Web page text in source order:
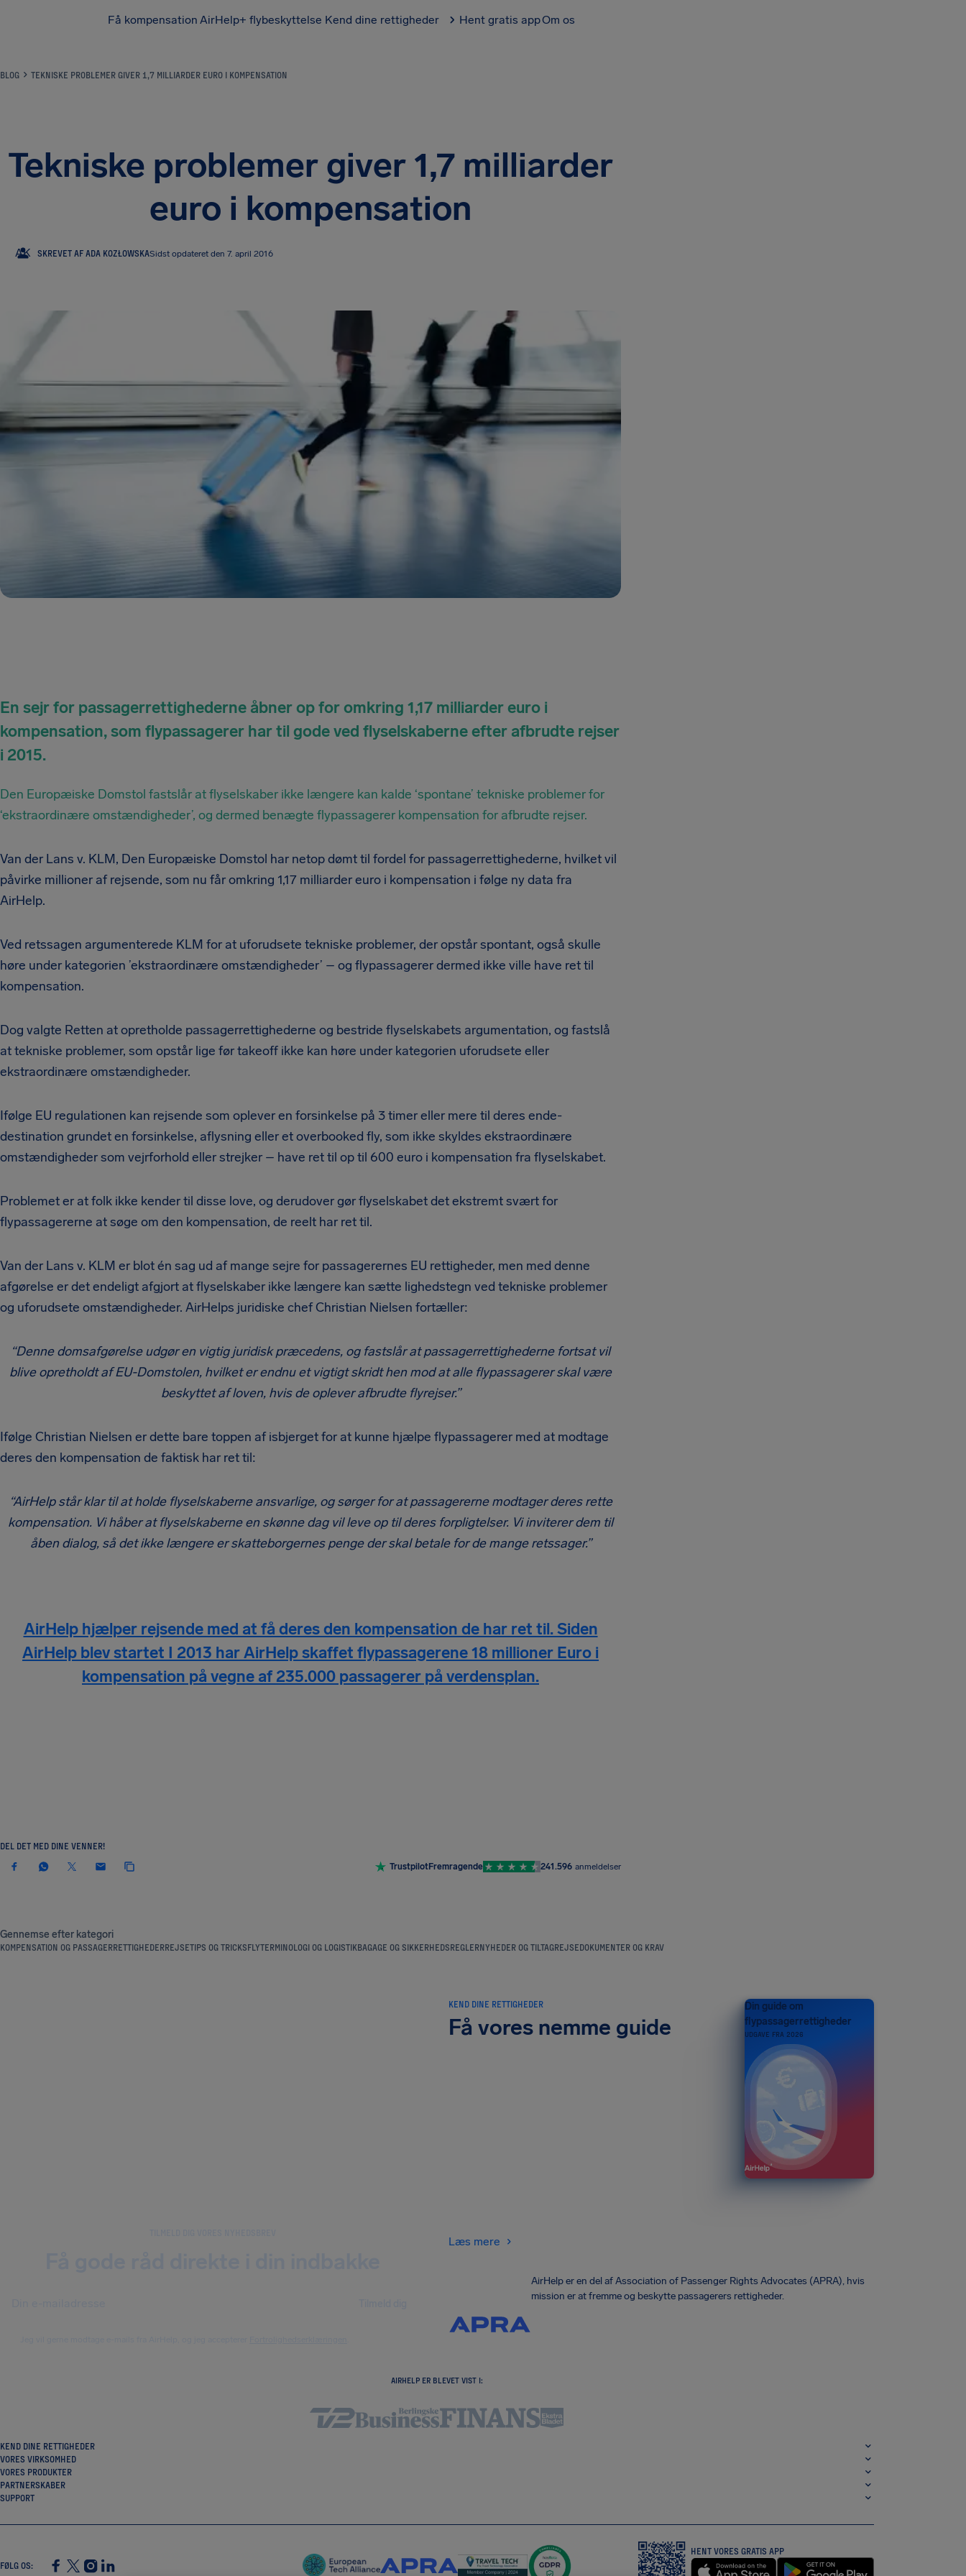
Få kompensation AirHelp+ flybeskyttelse Kend dine rettigheder Hent gratis appOm os
BLOG TEKNISKE PROBLEMER GIVER 1,7 MILLIARDER EURO I KOMPENSATION
Tekniske problemer giver 1,7 milliarder
euro i kompensation
AK SKREVET AF ADA KOZŁOWSKASidst opdateret den 7. april 2016
En sejr for passagerrettighederne åbner op for omkring 1,17 milliarder euro i
kompensation, som flypassagerer har til gode ved flyselskaberne efter afbrudte rejser
i 2015.
Den Europæiske Domstol fastslår at flyselskaber ikke længere kan kalde ‘spontane’ tekniske problemer for
‘ekstraordinære omstændigheder’, og dermed benægte flypassagerer kompensation for afbrudte rejser.
Van der Lans v. KLM, Den Europæiske Domstol har netop dømt til fordel for passagerrettighederne, hvilket vil
påvirke millioner af rejsende, som nu får omkring 1,17 milliarder euro i kompensation i følge ny data fra
AirHelp.
Ved retssagen argumenterede KLM for at uforudsete tekniske problemer, der opstår spontant, også skulle
høre under kategorien ’ekstraordinære omstændigheder’ – og flypassagerer dermed ikke ville have ret til
kompensation.
Dog valgte Retten at opretholde passagerrettighederne og bestride flyselskabets argumentation, og fastslå
at tekniske problemer, som opstår lige før takeoff ikke kan høre under kategorien uforudsete eller
ekstraordinære omstændigheder.
Ifølge EU regulationen kan rejsende som oplever en forsinkelse på 3 timer eller mere til deres ende-
destination grundet en forsinkelse, aflysning eller et overbooked fly, som ikke skyldes ekstraordinære
omstændigheder som vejrforhold eller strejker – have ret til op til 600 euro i kompensation fra flyselskabet.
Problemet er at folk ikke kender til disse love, og derudover gør flyselskabet det ekstremt svært for
flypassagererne at søge om den kompensation, de reelt har ret til.
Van der Lans v. KLM er blot én sag ud af mange sejre for passagerernes EU rettigheder, men med denne
afgørelse er det endeligt afgjort at flyselskaber ikke længere kan sætte lighedstegn ved tekniske problemer
og uforudsete omstændigheder. AirHelps juridiske chef Christian Nielsen fortæller:
“Denne domsafgørelse udgør en vigtig juridisk præcedens, og fastslår at passagerrettighederne fortsat vil
blive opretholdt af EU-Domstolen, hvilket er endnu et vigtigt skridt hen mod at alle flypassagerer skal være
beskyttet af loven, hvis de oplever afbrudte flyrejser.”
Ifølge Christian Nielsen er dette bare toppen af isbjerget for at kunne hjælpe flypassagerer med at modtage
deres den kompensation de faktisk har ret til:
“AirHelp står klar til at holde flyselskaberne ansvarlige, og sørger for at passagererne modtager deres rette
kompensation. Vi håber at flyselskaberne en skønne dag vil leve op til deres forpligtelser. Vi inviterer dem til
åben dialog, så det ikke længere er skatteborgernes penge der skal betale for de mange retssager.”
AirHelp hjælper rejsende med at få deres den kompensation de har ret til. Siden
AirHelp blev startet I 2013 har AirHelp skaffet flypassagerene 18 millioner Euro i
kompensation på vegne af 235.000 passagerer på verdensplan.
DEL DET MED DINE VENNER!
TrustpilotFremragende 241.596 anmeldelser
Gennemse efter kategori
KOMPENSATION OG PASSAGERRETTIGHEDERREJSETIPS OG TRICKSFLYTERMINOLOGI OG LOGISTIKBAGAGE OG SIKKERHEDSREGLERNYHEDER OG TILTAGREJSEDOKUMENTER OG KRAV
KEND DINE RETTIGHEDER
Få vores nemme guide
Læs mere
Din guide om
flypassagerrettigheder
UDGAVE FRA 2026
AirHelp er en del af Association of Passenger Rights Advocates (APRA), hvis
mission er at fremme og beskytte passagerers rettigheder.
AIRHELP ER BLEVET VIST I:
KEND DINE RETTIGHEDER
VORES VIRKSOMHED
VORES PRODUKTER
PARTNERSKABER
SUPPORT
FØLG OS:
HENT VORES GRATIS APP